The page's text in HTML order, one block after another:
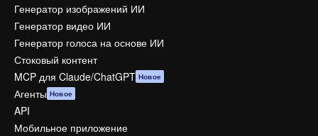
Генератор изображений ИИ
Генератор видео ИИ
Генератор голоса на основе ИИ
Стоковый контент
MCP для Claude/ChatGPT Новое
Агенты Новое
API
Мобильное приложение